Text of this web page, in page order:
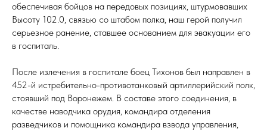
обеспечивая бойцов на передовых позициях, штурмовавших
Высоту 102.0, связью со штабом полка, наш герой получил
серьезное ранение, ставшее основанием для эвакуации его
в госпиталь.
После излечения в госпитале боец Тихонов был направлен в
452-й истребительно-противотанковый артиллерийский полк,
стоявший под Воронежем. В составе этого соединения, в
качестве наводчика орудия, командира отделения
разведчиков и помощника командира взвода управления,